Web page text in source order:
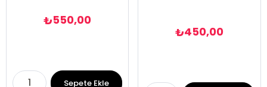
₺550,00
Sepete Ekle
₺450,00